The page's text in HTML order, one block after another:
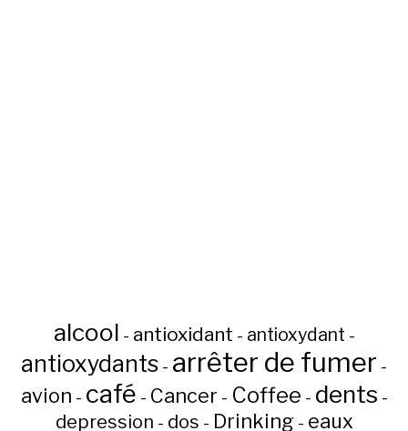
alcool - antioxidant - antioxydant -
antioxydants - arrêter de fumer -
avion - café - Cancer - Coffee - dents -
depression - dos - Drinking - eaux